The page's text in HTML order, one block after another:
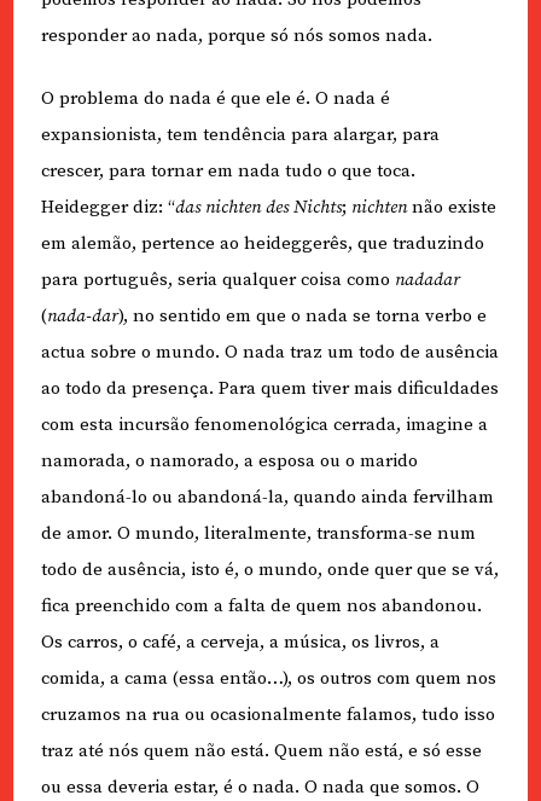
responder ao nada, porque só nós somos nada.
O problema do nada é que ele é. O nada é
expansionista, tem tendência para alargar, para
crescer, para tornar em nada tudo o que toca.
Heidegger diz: “das nichten des Nichts; nichtennão existe
em alemão, pertence ao heideggerês, que traduzindo
para português, seria qualquer coisa como nadadar
(nada-dar), no sentido em que o nada se torna verbo e
actua sobre o mundo. O nada traz um todo de ausência
ao todo da presença. Para quem tiver mais dificuldades
com esta incursão fenomenológica cerrada, imagine a
namorada, o namorado, a esposa ou o marido
abandoná-lo ou abandoná-la, quando ainda fervilham
de amor. O mundo, literalmente, transforma-se num
todo de ausência, isto é, o mundo, onde quer que se vá,
fica preenchido com a falta de quem nos abandonou.
Os carros, o café, a cerveja, a música, os livros, a
comida, a cama (essa então…), os outros com quem nos
cruzamos na rua ou ocasionalmente falamos, tudo isso
traz até nós quem não está. Quem não está, e só esse
ou essa deveria estar, é o nada. O nada que somos. O